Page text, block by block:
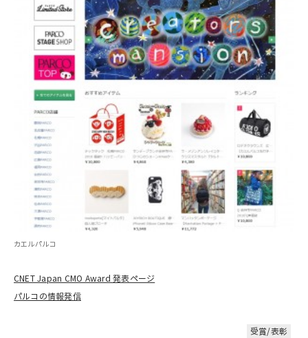
カエルパルコ
CNET Japan CMO Award 発表ページ
パルコの情報発信
受賞/表彰